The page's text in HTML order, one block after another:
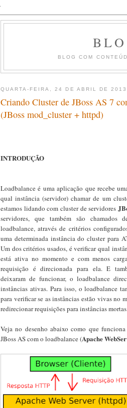
BLOG COM
QUARTA-FEIRA, 24 DE ABRIL DE 2013
Criando Cluster de JBoss AS 7
(JBoss mod_cluster + httpd)
INTRODUÇÃO
Loadbalance é uma aplicação que recebe
qual instância (servidor) chamar de um
estamos lidando com cluster de servidores
servidores, que também são chamados
loadbalance, através de critérios
uma determinada instância do cluster para
Um dos critérios usados, é verificar qual
está ativa no momento e com menos
requisição é direcionada para ela. E
deixaram de funcionar, o loadbalance
instâncias ativas. Para isso, o loadbalance
para verificar se as instâncias estão vivas no
redirecionar requisições para instâncias
Veja no desenho abaixo como que
JBoss AS com o loadbalance (Apache